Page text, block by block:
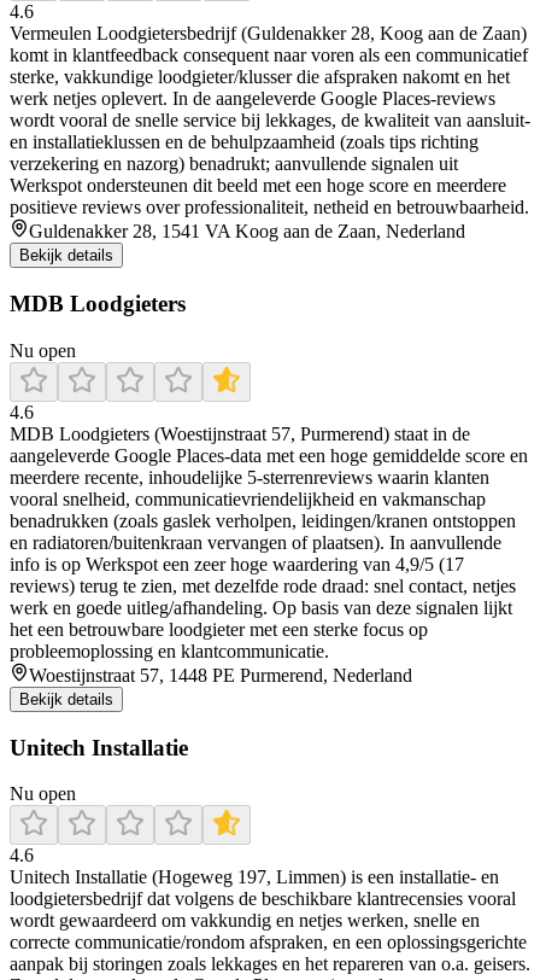
4.6
Vermeulen Loodgietersbedrijf (Guldenakker 28, Koog aan de Zaan)
komt in klantfeedback consequent naar voren als een communicatief
sterke, vakkundige loodgieter/klusser die afspraken nakomt en het
werk netjes oplevert. In de aangeleverde Google Places-reviews
wordt vooral de snelle service bij lekkages, de kwaliteit van aansluit-
en installatieklussen en de behulpzaamheid (zoals tips richting
verzekering en nazorg) benadrukt; aanvullende signalen uit
Werkspot ondersteunen dit beeld met een hoge score en meerdere
positieve reviews over professionaliteit, netheid en betrouwbaarheid.
Guldenakker 28, 1541 VA Koog aan de Zaan, Nederland
Bekijk details
MDB Loodgieters
Nu open
4.6
MDB Loodgieters (Woestijnstraat 57, Purmerend) staat in de
aangeleverde Google Places-data met een hoge gemiddelde score en
meerdere recente, inhoudelijke 5-sterrenreviews waarin klanten
vooral snelheid, communicatievriendelijkheid en vakmanschap
benadrukken (zoals gaslek verholpen, leidingen/kranen ontstoppen
en radiatoren/buitenkraan vervangen of plaatsen). In aanvullende
info is op Werkspot een zeer hoge waardering van 4,9/5 (17
reviews) terug te zien, met dezelfde rode draad: snel contact, netjes
werk en goede uitleg/afhandeling. Op basis van deze signalen lijkt
het een betrouwbare loodgieter met een sterke focus op
probleemoplossing en klantcommunicatie.
Woestijnstraat 57, 1448 PE Purmerend, Nederland
Bekijk details
Unitech Installatie
Nu open
4.6
Unitech Installatie (Hogeweg 197, Limmen) is een installatie- en
loodgietersbedrijf dat volgens de beschikbare klantrecensies vooral
wordt gewaardeerd om vakkundig en netjes werken, snelle en
correcte communicatie/rondom afspraken, en een oplossingsgerichte
aanpak bij storingen zoals lekkages en het repareren van o.a. geisers.